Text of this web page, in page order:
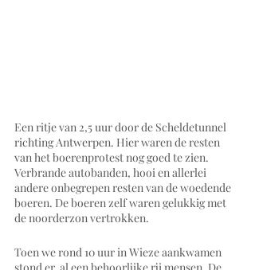
Een ritje van 2,5 uur door de Scheldetunnel
richting Antwerpen. Hier waren de resten
van het boerenprotest nog goed te zien.
Verbrande autobanden, hooi en allerlei
andere onbegrepen resten van de woedende
boeren. De boeren zelf waren gelukkig met
de noorderzon vertrokken.
Toen we rond 10 uur in Wieze aankwamen